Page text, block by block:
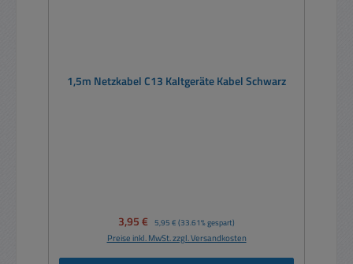
1,5m Netzkabel C13 Kaltgeräte Kabel Schwarz
Verkaufspreis:
3,95 € Regulärer Preis:
5,95 € (33.61% gespart)
Preise inkl. MwSt. zzgl. Versandkosten